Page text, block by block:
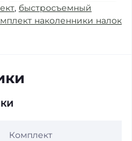
, быстросъемный
наколенники налок
Комплект